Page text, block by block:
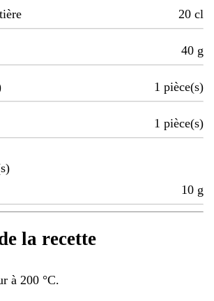
20 cl
40 g
1 pièce(s)
1 pièce(s)
10 g
la recette
à 200 °C.